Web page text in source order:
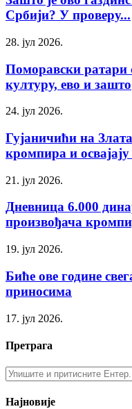
Србији? У проверу...
28. јул 2026.
Поморавски ратари
културу, ево и зашто
24. јул 2026.
Гујаничићи на
кромпира и
21. јул 2026.
Дневница 6.000
произвођача
19. јул 2026.
Биће ове године
приносима
17. јул 2026.
Претрага
Најновије